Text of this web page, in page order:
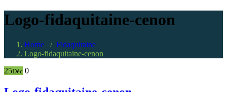
Logo-fidaquitaine-cenon
Home / Fidaquitaine
Logo-fidaquitaine-cenon
25Déc 0